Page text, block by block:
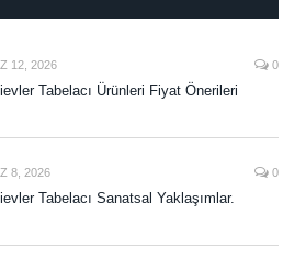
12, 2026 0
Tabelacı Ürünleri Fiyat Önerileri
8, 2026 0
Tabelacı Sanatsal Yaklaşımlar.